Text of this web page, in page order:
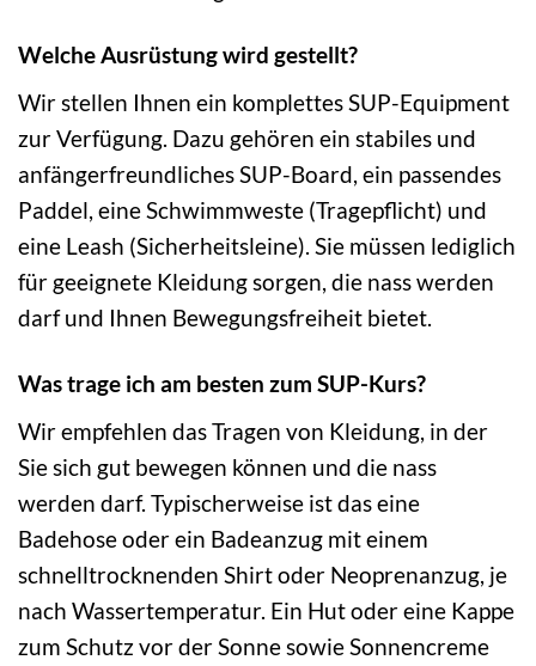
Welche Ausrüstung wird gestellt?
Wir stellen Ihnen ein komplettes SUP-Equipment
zur Verfügung. Dazu gehören ein stabiles und
anfängerfreundliches SUP-Board, ein passendes
Paddel, eine Schwimmweste (Tragepflicht) und
eine Leash (Sicherheitsleine). Sie müssen lediglich
für geeignete Kleidung sorgen, die nass werden
darf und Ihnen Bewegungsfreiheit bietet.
Was trage ich am besten zum SUP-Kurs?
Wir empfehlen das Tragen von Kleidung, in der
Sie sich gut bewegen können und die nass
werden darf. Typischerweise ist das eine
Badehose oder ein Badeanzug mit einem
schnelltrocknenden Shirt oder Neoprenanzug, je
nach Wassertemperatur. Ein Hut oder eine Kappe
zum Schutz vor der Sonne sowie Sonnencreme